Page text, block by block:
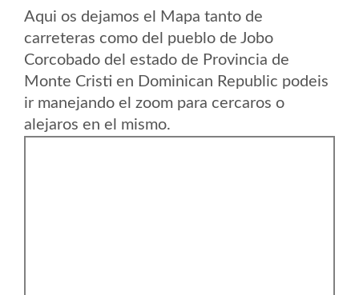
Aqui os dejamos el Mapa tanto de
carreteras como del pueblo de Jobo
Corcobado del estado de Provincia de
Monte Cristi en Dominican Republic podeis
ir manejando el zoom para cercaros o
alejaros en el mismo.